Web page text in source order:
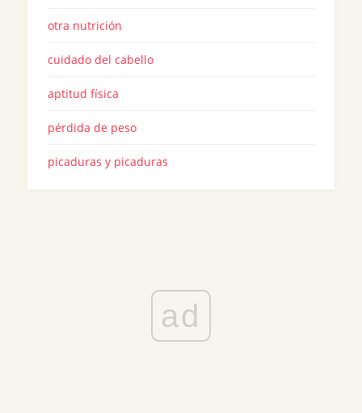
otra nutrición
cuidado del cabello
aptitud física
pérdida de peso
picaduras y picaduras
ad